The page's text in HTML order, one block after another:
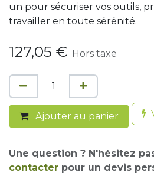
un pour sécuriser vos outils,
travailler en toute sérénité.
127,05 € Hors taxe
Ajouter au panier
Une question ? N'hésitez
contacter pour un devis